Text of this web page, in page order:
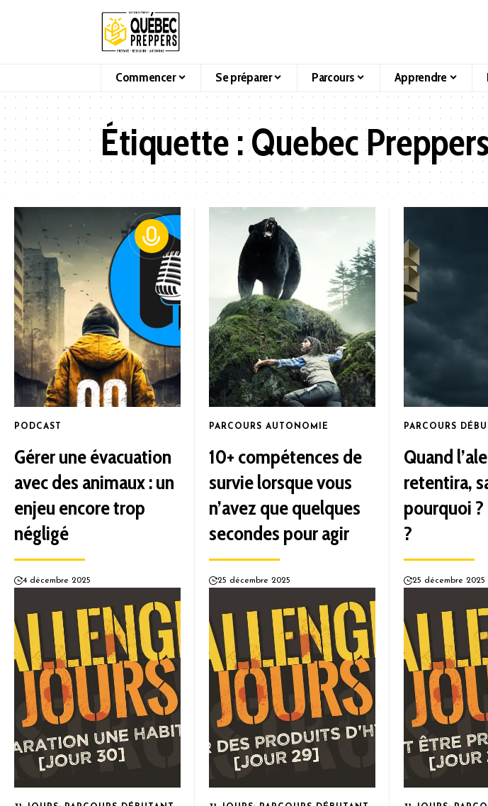
Commencer Se préparer Parcours Apprendre
Étiquette :Quebec Preppers
PODCAST
Gérer une évacuation
avec des animaux : un
enjeu encore trop
négligé
4 décembre 2025
PARCOURS AUTONOMIE
10+ compétences de
survie lorsque vous
n’avez que quelques
secondes pour agir
25 décembre 2025
PARCOURS
Quand
retentira,
pourquoi
?
25 décembre 2025